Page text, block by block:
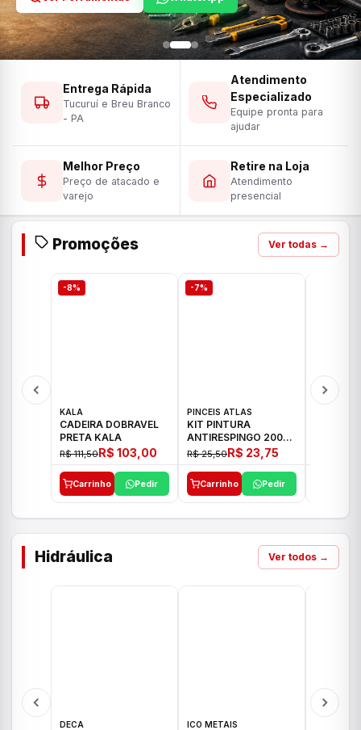
Entrega Rápida
Tucuruí e Breu Branco
- PA
Atendimento
Especializado
Equipe pronta para
ajudar
Melhor Preço
Preço de atacado e
varejo
Retire na Loja
Atendimento
presencial
Promoções Ver todas →
-8%
KALA
CADEIRA DOBRAVEL
PRETA KALA
R$ 111,50R$ 103,00
Carrinho Pedir
-7%
PINCEIS ATLAS
KIT PINTURA
ANTIRESPINGO 2003
ATLAS 03 PCS
R$ 25,50R$ 23,75
Carrinho Pedir
Hidráulica Ver todos →
DECA ICO METAIS